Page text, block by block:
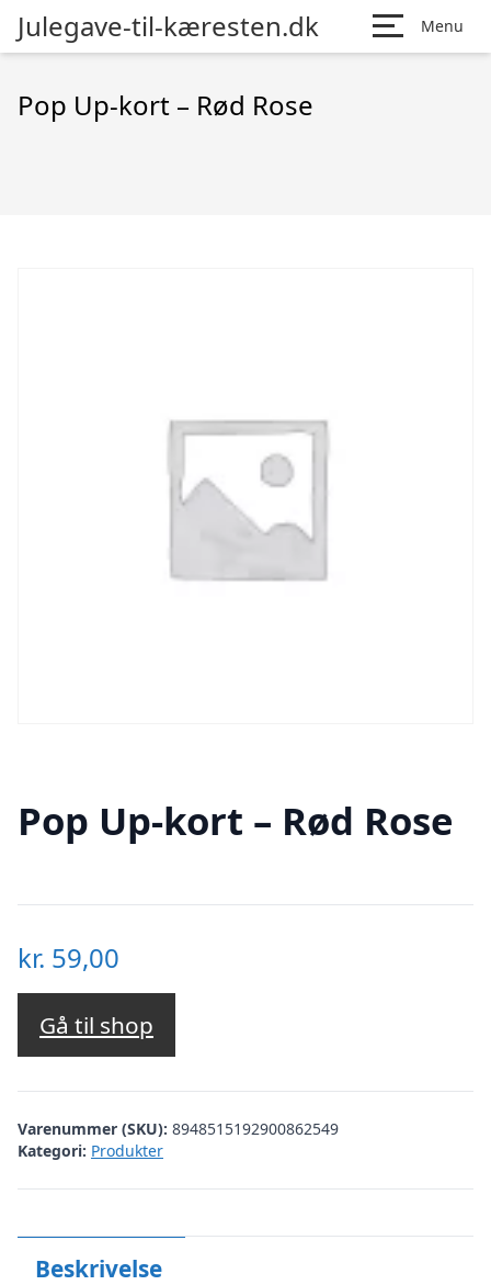
Julegave-til-kæresten.dk Menu
Pop Up-kort – Rød Rose
Pop Up-kort – Rød Rose
kr. 59,00
Gå til shop
Varenummer (SKU): 8948515192900862549
Kategori: Produkter
Beskrivelse